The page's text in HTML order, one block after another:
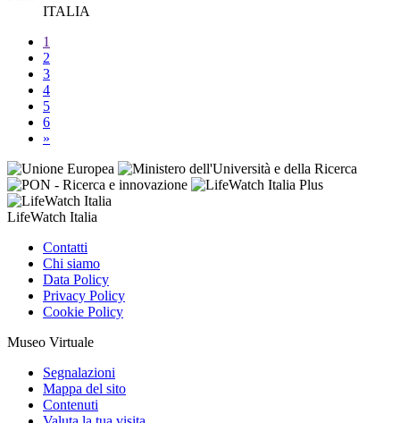
ITALIA
1
2
3
4
5
6
»
LifeWatch Italia
Contatti
Chi siamo
Data Policy
Privacy Policy
Cookie Policy
Museo Virtuale
Segnalazioni
Mappa del sito
Contenuti